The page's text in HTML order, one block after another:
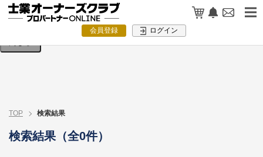
会員登録 ログイン
検索条件を入力してください。
TOP 検索結果
検索結果（全0件）